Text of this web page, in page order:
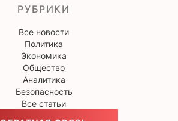
РУБРИКИ
Все новости
Политика
Экономика
Общество
Аналитика
Безопасность
Все статьи